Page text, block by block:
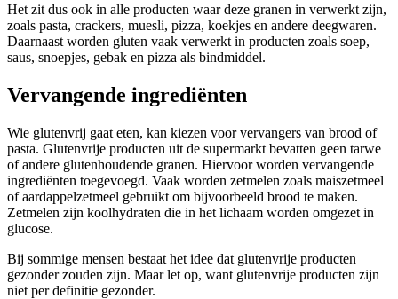
Het zit dus ook in alle producten waar deze granen in verwerkt zijn,
zoals pasta, crackers, muesli, pizza, koekjes en andere deegwaren.
Daarnaast worden gluten vaak verwerkt in producten zoals soep,
saus, snoepjes, gebak en pizza als bindmiddel.
Vervangende ingrediënten
Wie glutenvrij gaat eten, kan kiezen voor vervangers van brood of
pasta. Glutenvrije producten uit de supermarkt bevatten geen tarwe
of andere glutenhoudende granen. Hiervoor worden vervangende
ingrediënten toegevoegd. Vaak worden zetmelen zoals maiszetmeel
of aardappelzetmeel gebruikt om bijvoorbeeld brood te maken.
Zetmelen zijn koolhydraten die in het lichaam worden omgezet in
glucose.
Bij sommige mensen bestaat het idee dat glutenvrije producten
gezonder zouden zijn. Maar let op, want glutenvrije producten zijn
niet per definitie gezonder.